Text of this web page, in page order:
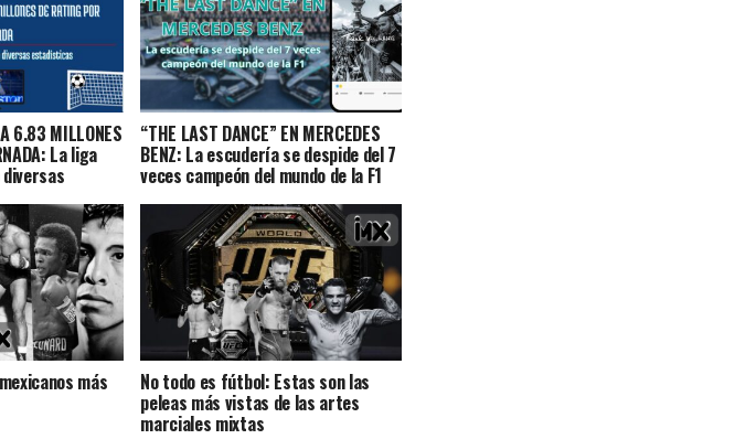
6.83 MILLONES
La liga
“THE LAST DANCE” EN MERCEDES
BENZ: La escudería se despide del 7
veces campeón del mundo de la F1
más No todo es fútbol: Estas son las
peleas más vistas de las artes
marciales mixtas